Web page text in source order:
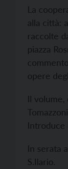
La
alla città:
raccolte
piazza
opere
Il
Introduce
In serata
S.Ilario.